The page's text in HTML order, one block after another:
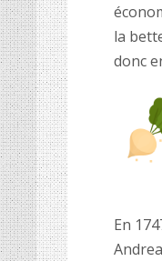
la
donc
En